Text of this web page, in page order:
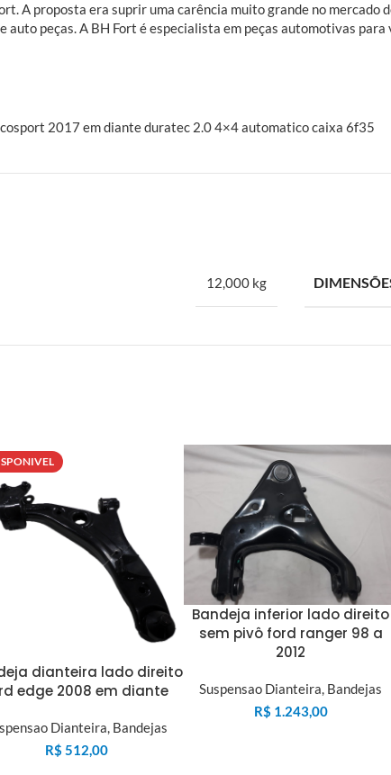
A proposta era suprir uma carência muito grande no mercado
auto peças. A BH Fort é especialista em peças automotivas
2017 em diante duratec 2.0 4×4 automatico caixa 6f35
12,000 kg
dianteira lado direito
edge 2008 em diante
Dianteira, Bandejas
R$ 512,00
Bandeja inferior lado direito
sem pivô ford ranger 98 a
2012
Suspensao Dianteira, Bandejas
R$ 1.243,00